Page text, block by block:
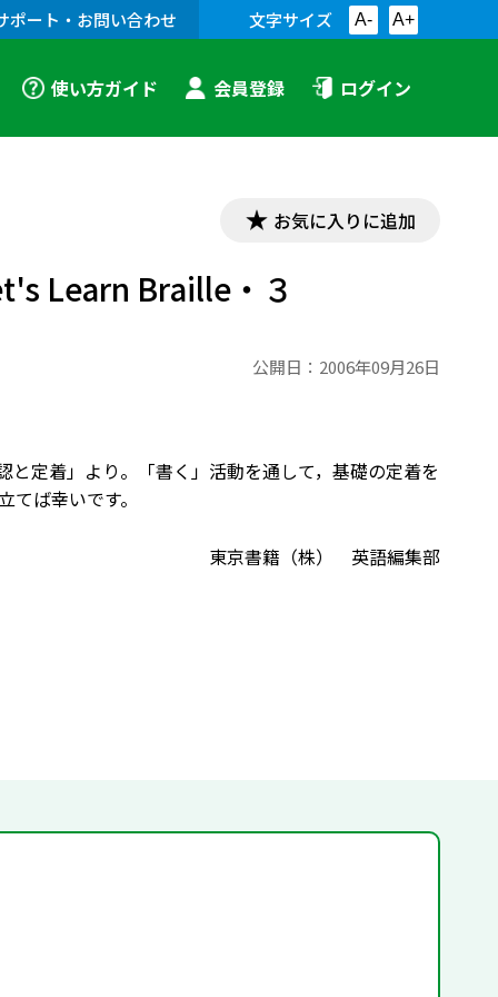
ポート・お問い合わせ 文字サイズ A- A+
使い方ガイド 会員登録 ログイン
お気に入りに追加
Learn Braille・３
公開日： 2006年09月26日
定着」より。「書く」活動を通して，基礎の定着を
ば幸いです。
東京書籍（株） 英語編集部